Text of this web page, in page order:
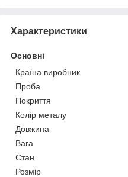
Характеристики
Основні
Країна виробник
Проба
Покриття
Колір металу
Довжина
Вага
Стан
Розмір